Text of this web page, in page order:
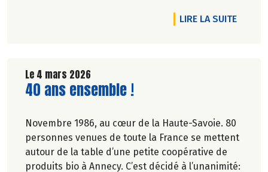
LIRE LA SUITEDE
Le 4 mars 2026
Lire la suite de l'article
40 ans ensemble !
Novembre 1986, au cœur de la Haute-Savoie. 80
personnes venues de toute la France se mettent
autour de la table d’une petite coopérative de
produits bio à Annecy. C’est décidé à l’unanimité: